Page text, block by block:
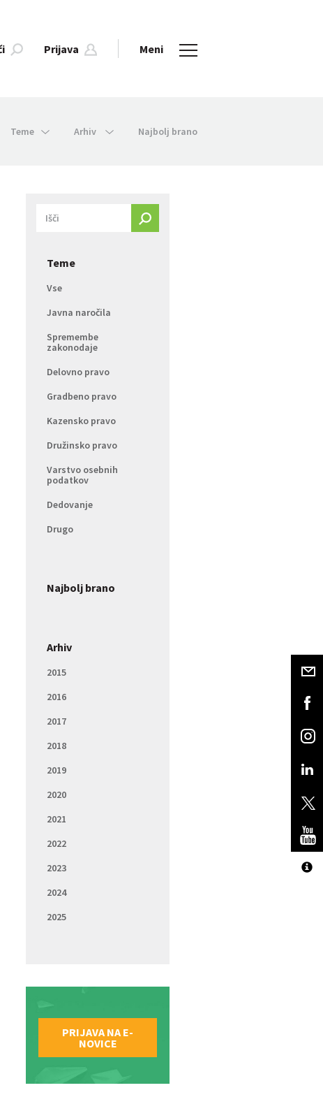
Prijava Meni
Teme Arhiv Najbolj brano
Teme
Vse
Javna naročila
Spremembe
zakonodaje
Delovno pravo
Gradbeno pravo
Kazensko pravo
Družinsko pravo
Varstvo osebnih
podatkov
Dedovanje
Drugo
Najbolj brano
Arhiv
2015
2016
2017
2018
2019
2020
2021
2022
2023
2024
2025
PRIJAVA NA E-
NOVICE